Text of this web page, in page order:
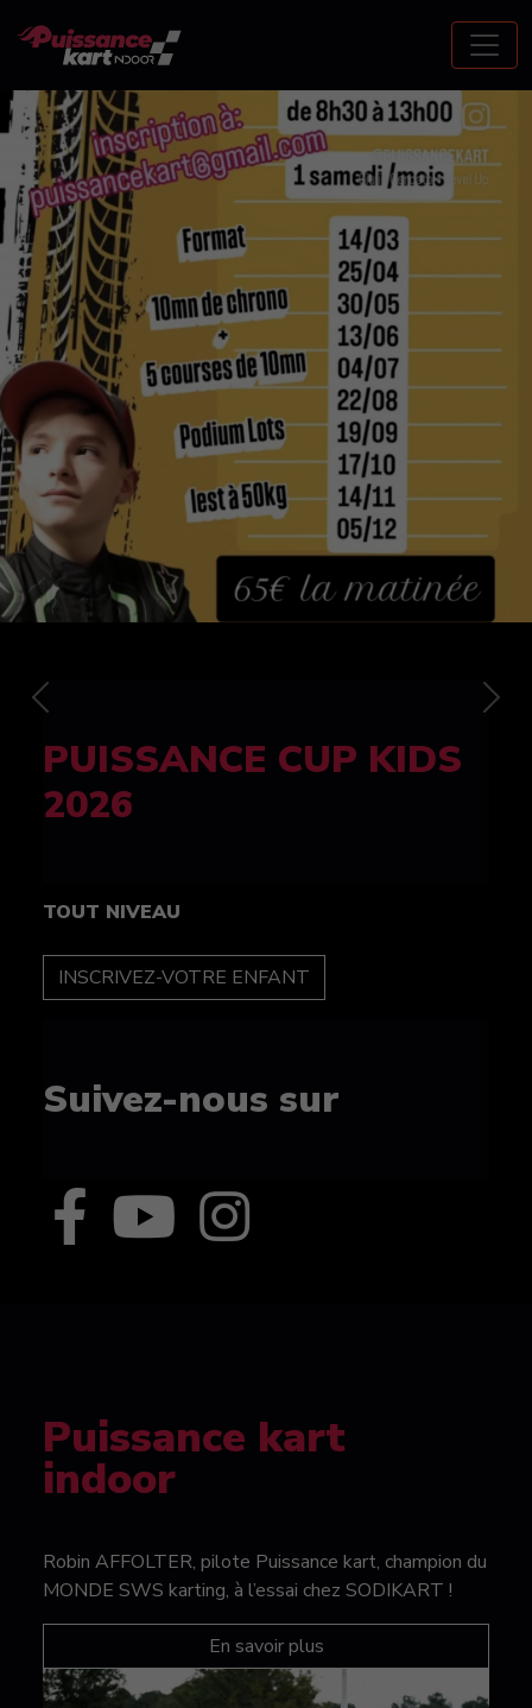
FELINE CUP 100%
féminine
TOUT NIVEAU
INSCRIPTION
Suivez-nous sur
Previous Next
Puissance kart
indoor
Robin AFFOLTER, pilote Puissance kart, champion du
MONDE SWS karting, à l’essai chez SODIKART !
En savoir plus